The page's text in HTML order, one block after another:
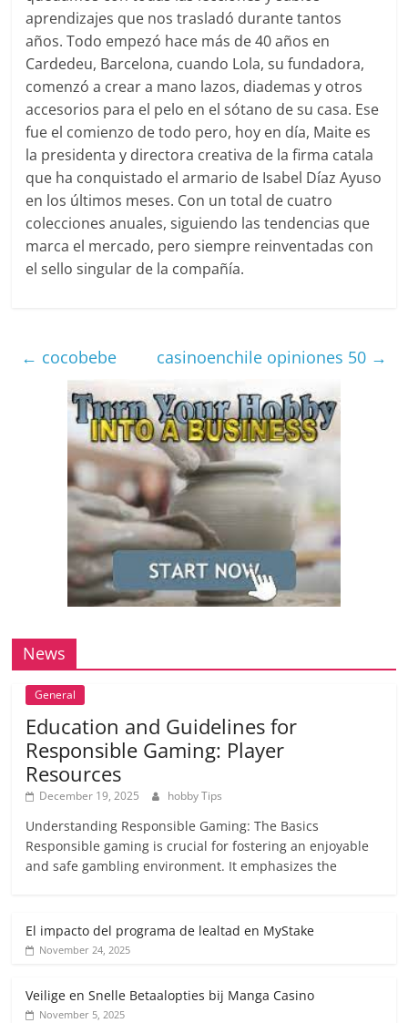
aprendizajes que nos trasladó durante tantos
años. Todo empezó hace más de 40 años en
Cardedeu, Barcelona, cuando Lola, su fundadora,
comenzó a crear a mano lazos, diademas y otros
accesorios para el pelo en el sótano de su casa. Ese
fue el comienzo de todo pero, hoy en día, Maite es
la presidenta y directora creativa de la firma catala
que ha conquistado el armario de Isabel Díaz Ayuso
en los últimos meses. Con un total de cuatro
colecciones anuales, siguiendo las tendencias que
marca el mercado, pero siempre reinventadas con
el sello singular de la compañía.
← cocobebe casinoenchile opiniones 50 →
News
General
Education and Guidelines for
Responsible Gaming: Player
Resources
December 19, 2025 hobby Tips
Understanding Responsible Gaming: The Basics
Responsible gaming is crucial for fostering an enjoyable
and safe gambling environment. It emphasizes the
El impacto del programa de lealtad en MyStake
November 24, 2025
Veilige en Snelle Betaalopties bij Manga Casino
November 5, 2025